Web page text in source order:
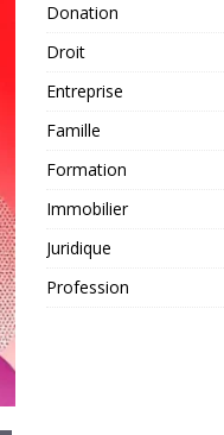
Donation
Droit
Entreprise
Famille
Formation
Immobilier
Juridique
Profession